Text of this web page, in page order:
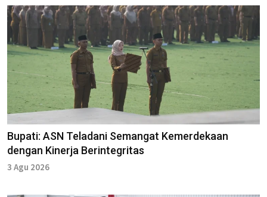
Bupati: ASN Teladani Semangat Kemerdekaan
dengan Kinerja Berintegritas
3 Agu 2026